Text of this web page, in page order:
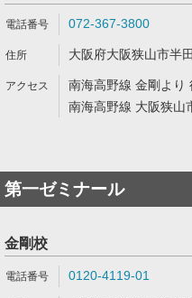
072-367-3800
大阪府大阪狭山市半
南海高野線 金剛より
南海高野線 大阪狭山
第一ゼミナール
金剛校
0120-4119-01